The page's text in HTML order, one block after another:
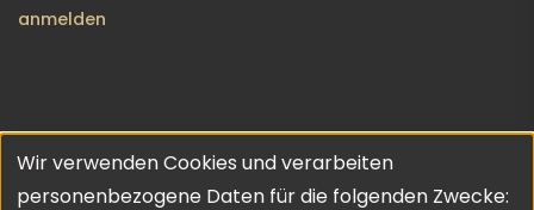
BENUTZERMENÜ
anmelden
no gods · no masters | copyleft 2026 | theme inspired by
Verwendung
Wir verwenden Cookies und verarbeiten
personenbezogene Daten für die folgenden Zwecke: